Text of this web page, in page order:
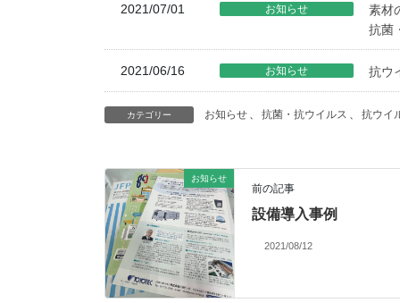
2021/07/01 お知らせ
素材
抗菌
2021/06/16 お知らせ 抗ウ
カテゴリー お知らせ 抗菌・抗ウイルス 抗ウイ
お知らせ
前の記事
設備導入事例
2021/08/12